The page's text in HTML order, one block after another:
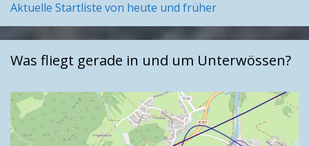
Aktuelle Startliste von heute und früher
Was fliegt gerade in und um Unterwössen?